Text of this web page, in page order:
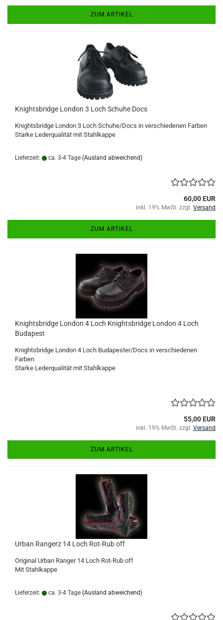
ZUM ARTIKEL
Knightsbridge London 3 Loch Schuhe Docs
Knightsbridge London 3 Loch Schuhe/Docs in verschiedenen Farben
Starke Lederqualität mit Stahlkappe
Lieferzeit: ca. 3-4 Tage (Ausland abweichend)
60,00 EUR
inkl. 19% MwSt. zzgl. Versand
ZUM ARTIKEL
Knightsbridge London 4 Loch Knightsbridge London 4 Loch
Budapest
Knightsbridge London 4 Loch Budapester/Docs in verschiedenen
Farben
Starke Lederqualität mit Stahlkappe
55,00 EUR
inkl. 19% MwSt. zzgl. Versand
ZUM ARTIKEL
Urban Rangerz 14 Loch Rot-Rub off
Original Urban Ranger 14 Loch Rot-Rub off
Mit Stahlkappe
Lieferzeit: ca. 3-4 Tage (Ausland abweichend)